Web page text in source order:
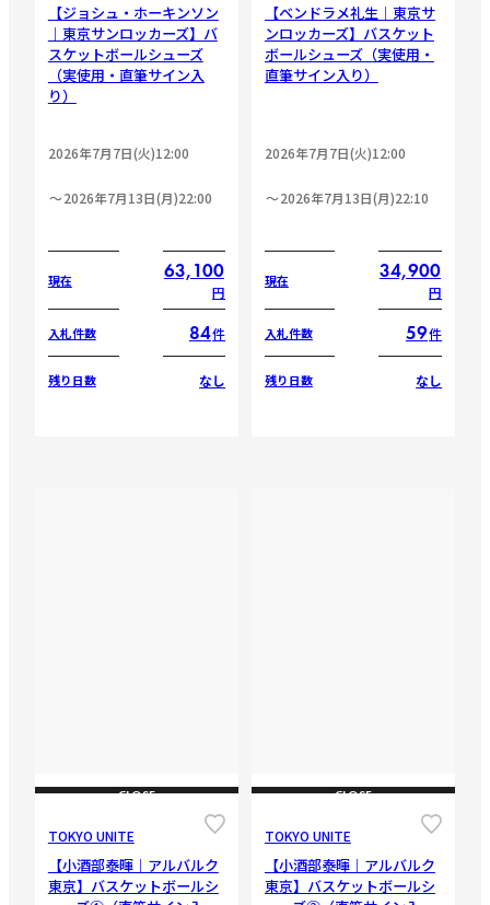
【ジョシュ・ホーキンソン
｜東京サンロッカーズ】バ
スケットボールシューズ
（実使用・直筆サイン入
り）
2026年7月7日(火)12:00
2026年7月13日(月)22:00
現在 63,100
円
入札件数 84件
残り日数 なし
【ベンドラメ礼生｜東京サ
ンロッカーズ】バスケット
ボールシューズ（実使用・
直筆サイン入り）
2026年7月7日(火)12:00
2026年7月13日(月)22:10
現在 34,900
円
入札件数 59件
残り日数 なし
CLOSE
TOKYO UNITE
【小酒部泰暉｜アルバルク
東京】バスケットボールシ
CLOSE
TOKYO UNITE
【小酒部泰暉｜アルバルク
東京】バスケットボールシ